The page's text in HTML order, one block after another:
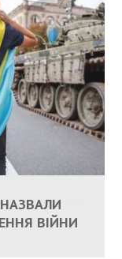
ПРИЗВАЛ
НАЗВАЛИ
ВІЙНИ
ВРЯД ЛИ
–
У